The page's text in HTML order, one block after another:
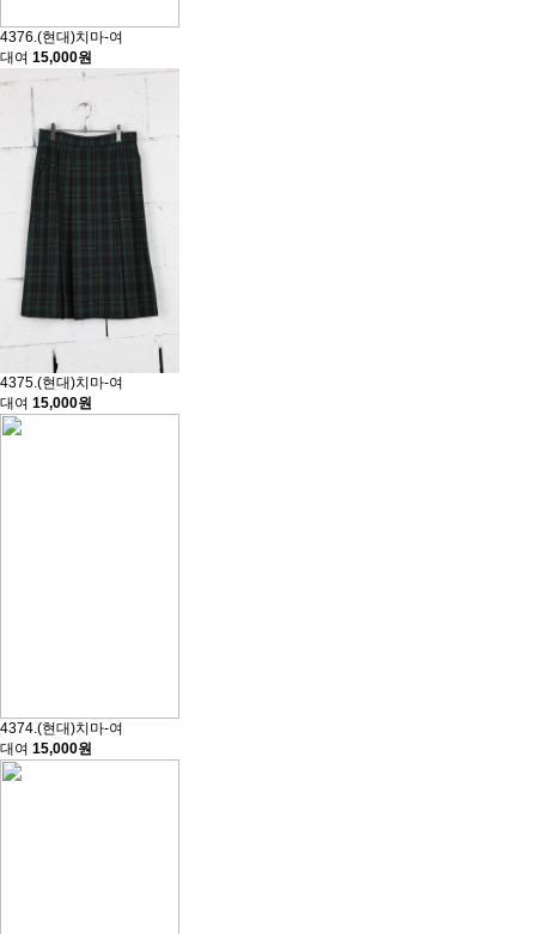
4376.(현대)치마-여
대여 15,000원
4375.(현대)치마-여
대여 15,000원
4374.(현대)치마-여
대여 15,000원